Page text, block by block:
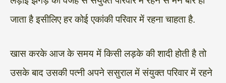
जाता है इसीलिए हर कोई एकांकी परिवार में रहना चाहता है.
खास करके आज के समय में किसी लड़के की शादी होती है तो
उसके बाद उसकी पत्नी अपने ससुराल में संयुक्त परिवार में रहने